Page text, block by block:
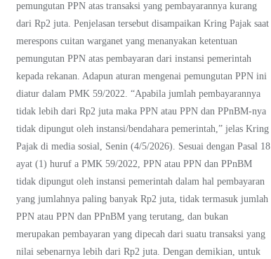
pemungutan PPN atas transaksi yang pembayarannya kurang
dari Rp2 juta. Penjelasan tersebut disampaikan Kring Pajak saat
merespons cuitan warganet yang menanyakan ketentuan
pemungutan PPN atas pembayaran dari instansi pemerintah
kepada rekanan. Adapun aturan mengenai pemungutan PPN ini
diatur dalam PMK 59/2022. “Apabila jumlah pembayarannya
tidak lebih dari Rp2 juta maka PPN atau PPN dan PPnBM-nya
tidak dipungut oleh instansi/bendahara pemerintah,” jelas Kring
Pajak di media sosial, Senin (4/5/2026). Sesuai dengan Pasal 18
ayat (1) huruf a PMK 59/2022, PPN atau PPN dan PPnBM
tidak dipungut oleh instansi pemerintah dalam hal pembayaran
yang jumlahnya paling banyak Rp2 juta, tidak termasuk jumlah
PPN atau PPN dan PPnBM yang terutang, dan bukan
merupakan pembayaran yang dipecah dari suatu transaksi yang
nilai sebenarnya lebih dari Rp2 juta. Dengan demikian, untuk